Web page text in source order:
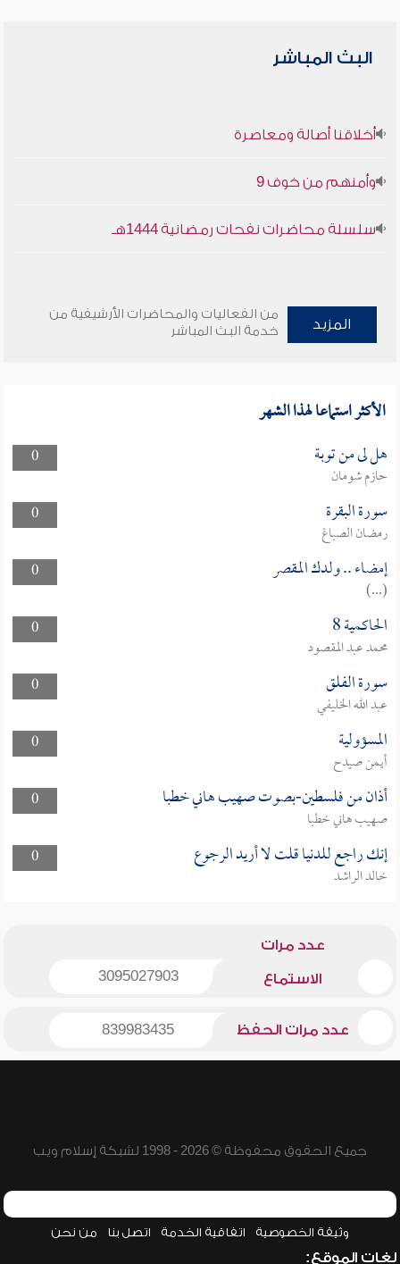
البث المباشر
أخلاقنا أصالة ومعاصرة
وأمنهم من خوف 9
سلسلة محاضرات نفحات رمضانية 1444هـ
المزيد
من الفعاليات والمحاضرات الأرشيفية من
خدمة البث المباشر
الأكثر استماعا لهذا الشهر
0 هل لى من توبة
حازم شومان
0
سورة البقرة
رمضان الصباغ
0
إمضاء .. ولدك المقصر
(...)
0
الحاكمية 8
محمد عبد المقصود
0
سورة الفلق
عبد الله الخليفي
0
المسؤولية
أيمن صيدح
0
أذان من فلسطين-بصوت صهيب هاني خطبا
صهيب هاني خطبا
0
إنك راجع للدنيا قلت لا أريد الرجوع
خالد الراشد
عدد مرات
الاستماع 3095027903
عدد مرات الحفظ 839983435
جميع الحقوق محفوظة © 2026 - 1998 لشبكة إسلام ويب
وثيقة الخصوصية اتفاقية الخدمة اتصل بنا من نحن
لغات الموقع: